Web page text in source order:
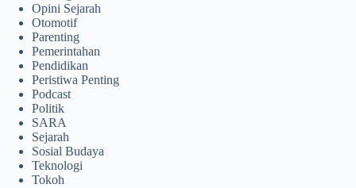
Opini Sejarah
Otomotif
Parenting
Pemerintahan
Pendidikan
Peristiwa Penting
Podcast
Politik
SARA
Sejarah
Sosial Budaya
Teknologi
Tokoh